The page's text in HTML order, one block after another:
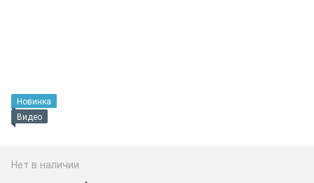
Новинка
Видео
Нет в наличии